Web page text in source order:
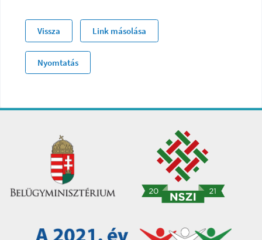
Vissza Link másolása
Nyomtatás